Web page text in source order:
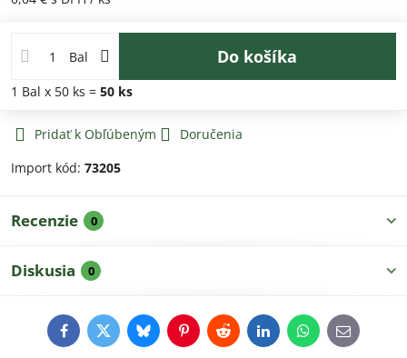
Bal Do košíka
1 Bal x 50 ks = 50 ks
Pridať k Obľúbeným
Doručenia
Import kód: 73205
Recenzie 0
Diskusia 0
FacebookTwitterBlueskyPinterestRedditLinkedInWhatsApp
E-
mail